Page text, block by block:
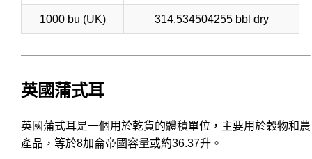
1000 bu (UK) 314.534504255 bbl dry
英國蒲式耳
英國蒲式耳是一個用於乾貨的體積單位，主要用於穀物和農
產品，等於8加侖帝國容量或約36.37升。